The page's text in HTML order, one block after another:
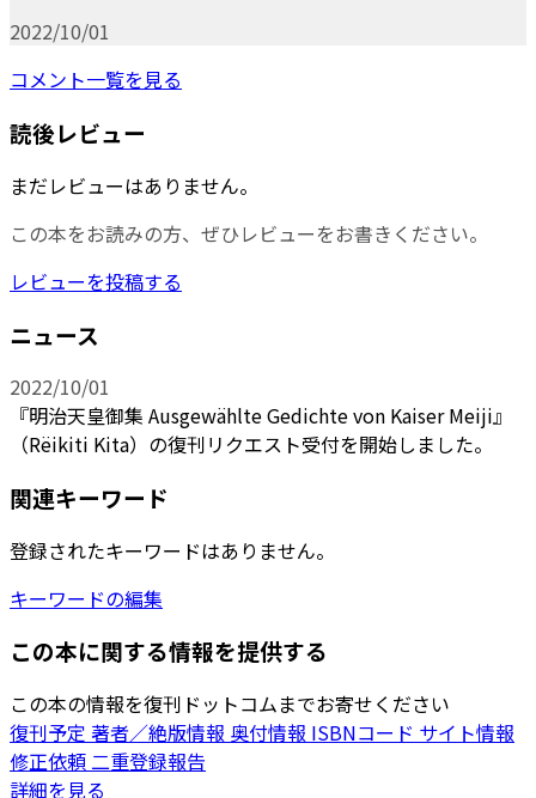
2022/10/01
コメント一覧を見る
読後レビュー
まだレビューはありません。
この本をお読みの方、ぜひレビューをお書きください。
レビューを投稿する
ニュース
2022/10/01
『明治天皇御集 Ausgewählte Gedichte von Kaiser Meiji』
（Rëikiti Kita）の復刊リクエスト受付を開始しました。
関連キーワード
登録されたキーワードはありません。
キーワードの編集
この本に関する情報を提供する
この本の情報を復刊ドットコムまでお寄せください
復刊予定 著者／絶版情報 奥付情報 ISBNコード サイト情報
修正依頼二重登録報告
詳細を見る